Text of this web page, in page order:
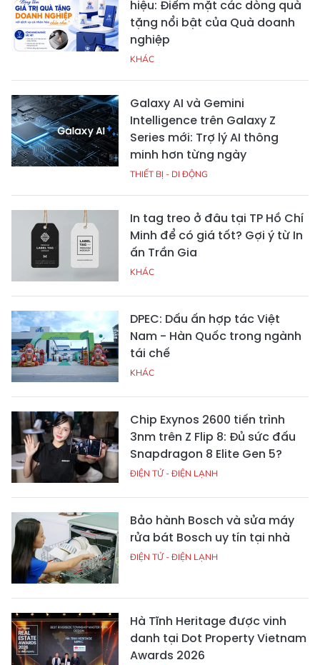
hiệu: Điểm mặt các dòng quà
tặng nổi bật của Quà doanh
nghiệp
KHÁC
Galaxy AI và Gemini
Intelligence trên Galaxy Z
Series mới: Trợ lý AI thông
minh hơn từng ngày
THIẾT BỊ - DI ĐỘNG
In tag treo ở đâu tại TP Hồ Chí
Minh để có giá tốt? Gợi ý từ In
ấn Trần Gia
KHÁC
DPEC: Dấu ấn hợp tác Việt
Nam - Hàn Quốc trong ngành
tái chế
KHÁC
Chip Exynos 2600 tiến trình
3nm trên Z Flip 8: Đủ sức đấu
Snapdragon 8 Elite Gen 5?
ĐIỆN TỬ - ĐIỆN LẠNH
Bảo hành Bosch và sửa máy
rửa bát Bosch uy tín tại nhà
ĐIỆN TỬ - ĐIỆN LẠNH
Hà Tĩnh Heritage được vinh
danh tại Dot Property Vietnam
Awards 2026